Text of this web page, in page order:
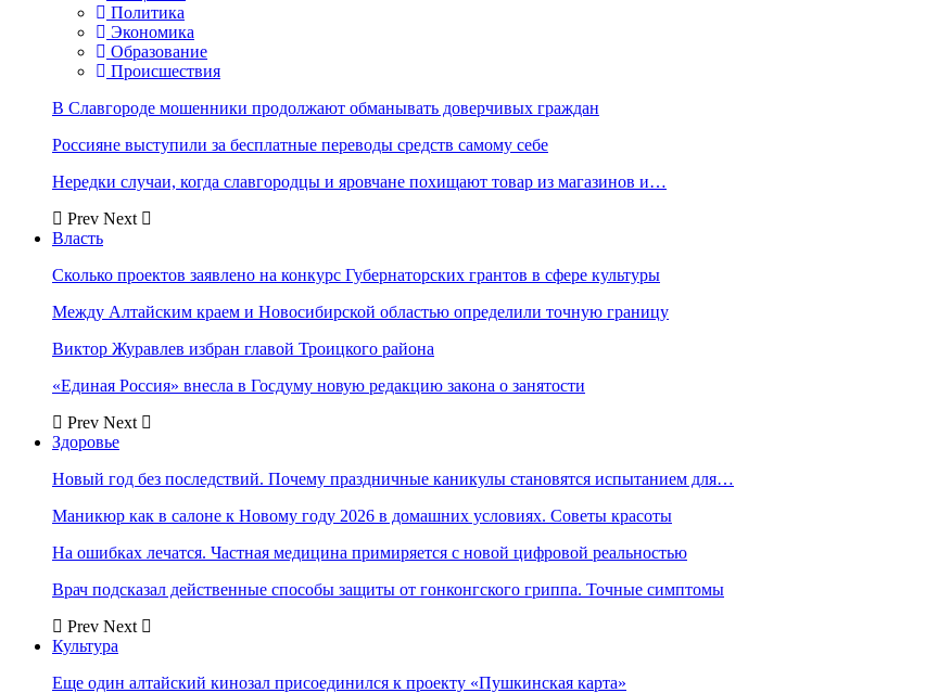
Политика
Экономика
Образование
Происшествия
В Славгороде мошенники продолжают обманывать доверчивых граждан
Россияне выступили за бесплатные переводы средств самому себе
Нередки случаи, когда славгородцы и яровчане похищают товар из магазинов и…
Prev Next
Власть
Сколько проектов заявлено на конкурс Губернаторских грантов в сфере культуры
Между Алтайским краем и Новосибирской областью определили точную границу
Виктор Журавлев избран главой Троицкого района
«Единая Россия» внесла в Госдуму новую редакцию закона о занятости
Prev Next
Здоровье
Новый год без последствий. Почему праздничные каникулы становятся испытанием для…
Маникюр как в салоне к Новому году 2026 в домашних условиях. Советы красоты
На ошибках лечатся. Частная медицина примиряется с новой цифровой реальностью
Врач подсказал действенные способы защиты от гонконгского гриппа. Точные симптомы
Prev Next
Культура
Еще один алтайский кинозал присоединился к проекту «Пушкинская карта»